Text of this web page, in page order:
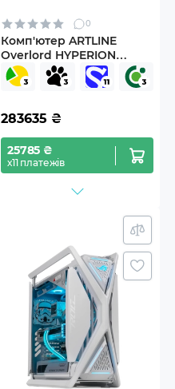
0
Комп'ютер ARTLINE
Overlord HYPERION
Windows 11 Pro
(Hyperionv60Win)
283635 ₴
25785 ₴
х11 платежів